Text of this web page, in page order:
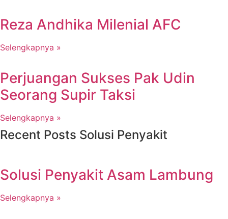
Reza Andhika Milenial AFC
Selengkapnya »
Perjuangan Sukses Pak Udin
Seorang Supir Taksi
Selengkapnya »
Recent Posts Solusi Penyakit
Solusi Penyakit Asam Lambung
Selengkapnya »